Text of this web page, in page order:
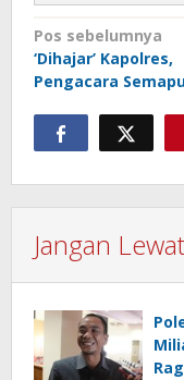
Navigasi
pos
Pos sebelumnya
‘Dihajar’ Kapolres,
Pengacara
Jangan